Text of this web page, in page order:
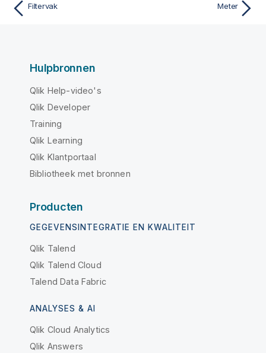
Filtervak Meter
Hulpbronnen
Qlik Help-video's
Qlik Developer
Training
Qlik Learning
Qlik Klantportaal
Bibliotheek met bronnen
Producten
GEGEVENSINTEGRATIE EN KWALITEIT
Qlik Talend
Qlik Talend Cloud
Talend Data Fabric
ANALYSES & AI
Qlik Cloud Analytics
Qlik Answers